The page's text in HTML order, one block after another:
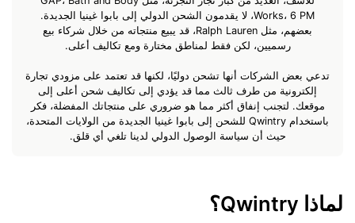
Works، 6 PM، لا يقدمون الشحن الدولي إلى بابوا غينيا الجديدة.
بعضهم، مثل Ralph Lauren، قد يبيع منتجاته من خلال شركاء بيع
رسميين، لكن فقط لمناطق مختارة ومع تكاليف أعلى.
تدعي بعض الشركات أنها تشحن دوليًا، لكنها قد تعتمد على مزودي تجارة
إلكترونية من طرف ثالث مما قد يؤدي إلى تكاليف شحن أعلى إلى
موقعك. لتجنب إنفاق أكثر مما هو ضروري على منتجاتك المفضلة، فكر
باستخدام Qwintry للشحن إلى بابوا غينيا الجديدة من الولايات المتحدة،
حيث أن سياسة الوصول الدولي لدينا تلغي أي قلق.
لماذا Qwintry؟